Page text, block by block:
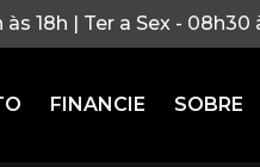
às 18h | Ter a Sex - 08h30
FINANCIE SOBRE